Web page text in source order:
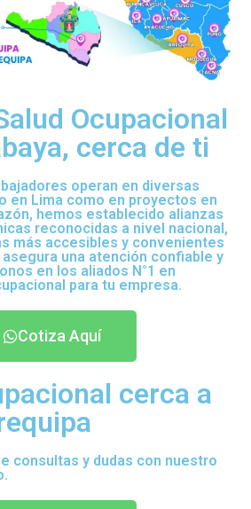
Ocupacional
cerca de ti
operan en diversas
en Lima como en proyectos en
hemos establecido alianzas
reconocidas a nivel nacional,
más accesibles y convenientes
una atención confiable y
en los aliados N°1 en
para tu empresa.
Cotiza Aquí
cerca a
consultas y dudas con nuestro